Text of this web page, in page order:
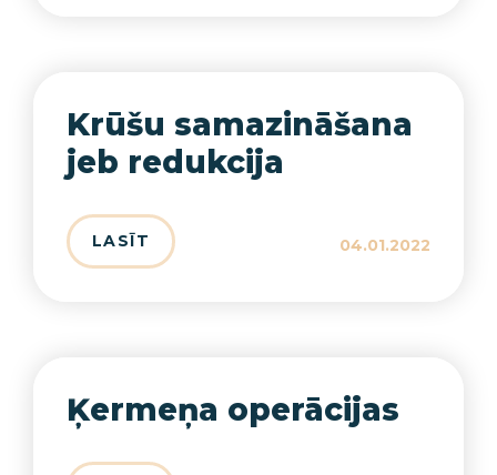
Krūšu samazināšana
jeb redukcija
04.01.2022
LASĪT
Ķermeņa operācijas